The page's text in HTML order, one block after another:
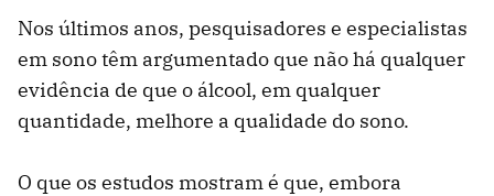
Nos últimos anos, pesquisadores e especialistas
em sono têm argumentado que não há qualquer
evidência de que o álcool, em qualquer
quantidade, melhore a qualidade do sono.
O que os estudos mostram é que, embora